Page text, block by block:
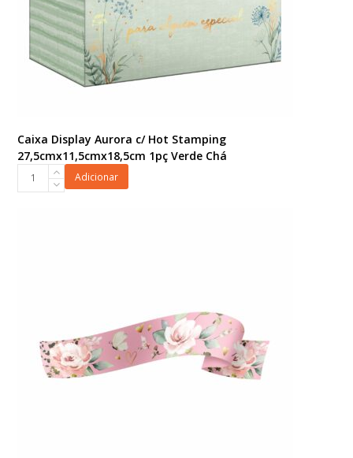
Caixa Display Aurora c/ Hot Stamping
27,5cmx11,5cmx18,5cm 1pç Verde Chá
Caixa
quantidade
Adicionar